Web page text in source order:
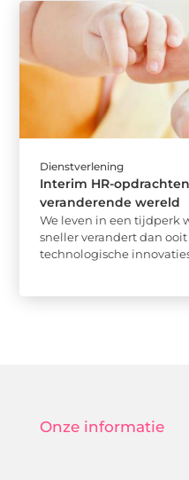
Dienstverlening
Interim HR-
veranderende wereld
We leven in een tijdperk
sneller verandert dan ooit
technologische
Onze informatie